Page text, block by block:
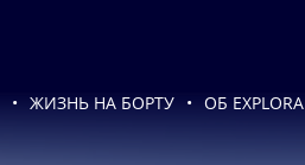
ЖИЗНЬ НА БОРТУ ОБ EXPLORA